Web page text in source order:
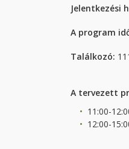
Jelentkezési
A program
Találkozó:
A tervezett
11:00-
12:00-